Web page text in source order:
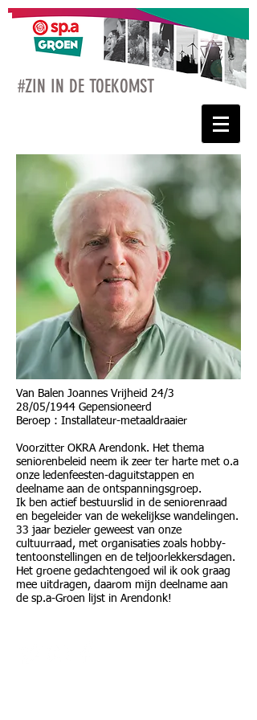
#ZIN IN DE TOEKOMST
Van Balen Joannes Vrijheid 24/3
28/05/1944 Gepensioneerd
Beroep : Installateur-metaaldraaier
Voorzitter OKRA Arendonk. Het thema
seniorenbeleid neem ik zeer ter harte met o.a
onze ledenfeesten-daguitstappen en
deelname aan de ontspanningsgroep.
Ik ben actief bestuurslid in de seniorenraad
en begeleider van de wekelijkse wandelingen.
33 jaar bezieler geweest van onze
cultuurraad, met organisaties zoals hobby-
tentoonstellingen en de teljoorlekkersdagen.
Het groene gedachtengoed wil ik ook graag
mee uitdragen, daarom mijn deelname aan
de sp.a-Groen lijst in Arendonk!